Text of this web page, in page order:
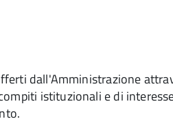
dall'Amministrazione
istituzionali e di